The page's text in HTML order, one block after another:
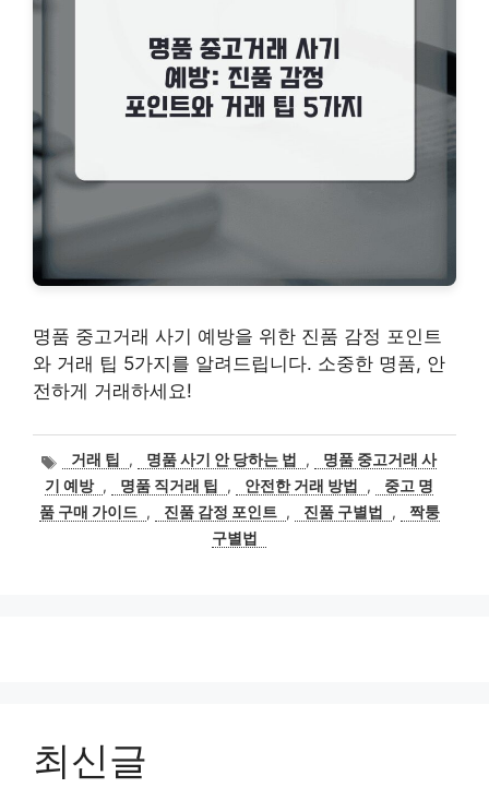
명품 중고거래 사기 예방을 위한 진품 감정 포인트
와 거래 팁 5가지를 알려드립니다. 소중한 명품, 안
전하게 거래하세요!
태
그
거래 팁 , 명품 사기 안 당하는 법 ,
명품 중고거래 사
기 예방 , 명품 직거래 팁 , 안전한 거래 방법 ,
중고 명
품 구매 가이드 , 진품 감정 포인트 , 진품 구별법 ,
짝퉁
구별법
최신글